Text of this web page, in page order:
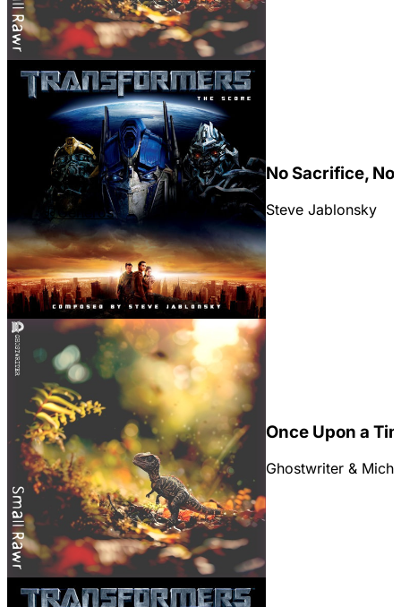
Géneros
No Sacrifice,
Steve Jablonsky
Once Upon a
Ghostwriter &